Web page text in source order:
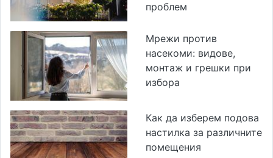
проблем
Мрежи против
насекоми: видове,
монтаж и грешки при
избора
Как да изберем подова
настилка за различните
помещения